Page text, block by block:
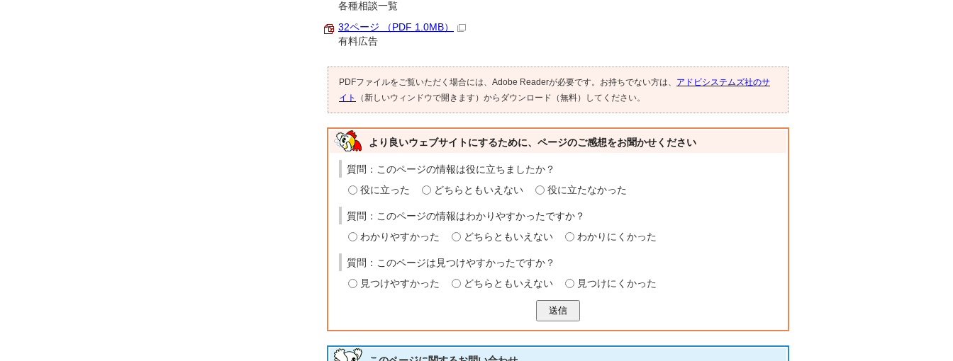
各種相談一覧
32ページ （PDF 1.0MB）
有料広告
PDFファイルをご覧いただく場合には、Adobe Readerが必要です。お持ちでない方は、 アドビシステムズ社のサ
イト
（新しいウィンドウで開きます）からダウンロード（無料）してください。
より良いウェブサイトにするために、ページのご感想をお聞かせください
質問：このページの情報は役に立ちましたか？
役に立った
どちらともいえない 役に立たなかった
質問：このページの情報はわかりやすかったですか？
わかりやすかった
どちらともいえない わかりにくかった
質問：このページは見つけやすかったですか？
見つけやすかった
どちらともいえない 見つけにくかった
送信